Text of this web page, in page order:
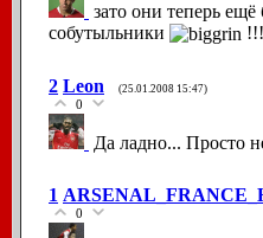
зато они теперь
собутыльники
!!!
2 Leon (25.01.2008 15:47)
0
Да ладно... Просто
1
0